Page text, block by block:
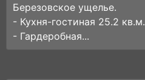
Березовское ущелье.
- Кухня-гостиная 25.2 кв.м.
- Гардеробная...